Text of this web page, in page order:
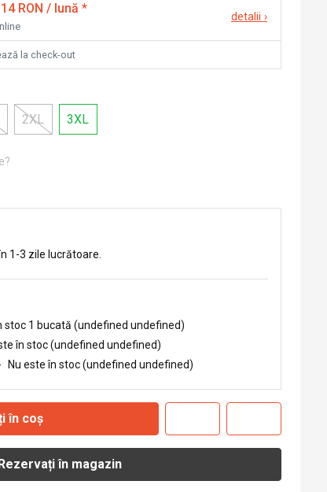
RON / lună *
detalii ›
la check-out
2XL 3XL
1-3 zile lucrătoare.
stoc 1 bucată (undefined undefined)
în stoc (undefined undefined)
Nu este în stoc (undefined undefined)
în coș
în magazin